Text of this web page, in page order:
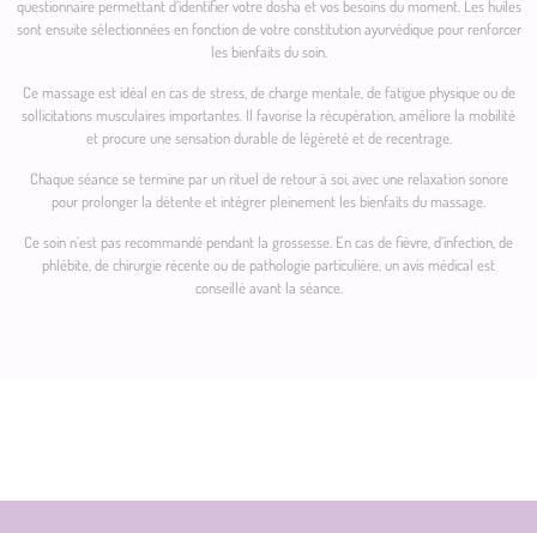
questionnaire permettant d’identifier votre dosha et vos besoins du moment. Les huiles
sont ensuite sélectionnées en fonction de votre constitution ayurvédique pour renforcer
les bienfaits du soin.
Ce massage est idéal en cas de stress, de charge mentale, de fatigue physique ou de
sollicitations musculaires importantes. Il favorise la récupération, améliore la mobilité
et procure une sensation durable de légèreté et de recentrage.
Chaque séance se termine par un rituel de retour à soi, avec une relaxation sonore
pour prolonger la détente et intégrer pleinement les bienfaits du massage.
Ce soin n’est pas recommandé pendant la grossesse. En cas de fièvre, d’infection, de
phlébite, de chirurgie récente ou de pathologie particulière, un avis médical est
conseillé avant la séance.